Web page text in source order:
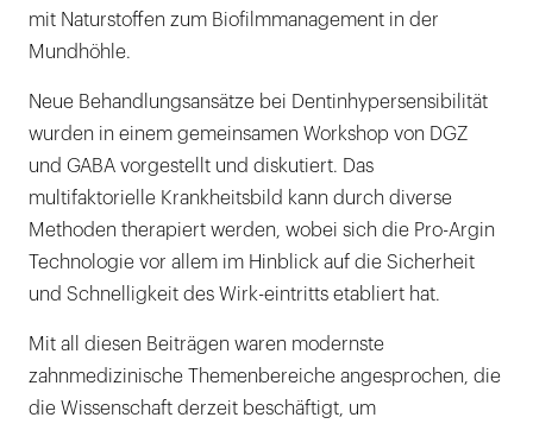
mit Naturstoffen zum Biofilmmanagement in der
Mundhöhle.
Neue Behandlungsansätze bei Dentinhypersensibilität
wurden in einem gemeinsamen Workshop von DGZ
und GABA vorgestellt und diskutiert. Das
multifaktorielle Krankheitsbild kann durch diverse
Methoden therapiert werden, wobei sich die Pro-Argin
Technologie vor allem im Hinblick auf die Sicherheit
und Schnelligkeit des Wirk-eintritts etabliert hat.
Mit all diesen Beiträgen waren modernste
zahnmedizinische Themenbereiche angesprochen, die
die Wissenschaft derzeit beschäftigt, um